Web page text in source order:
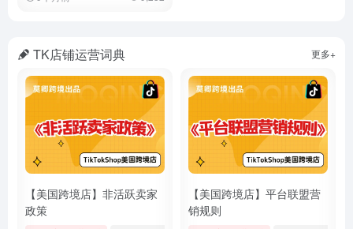
TK店铺运营词典 更多+
【美国跨境店】非活跃卖家
政策
【美国跨境店】平台联盟营
销规则